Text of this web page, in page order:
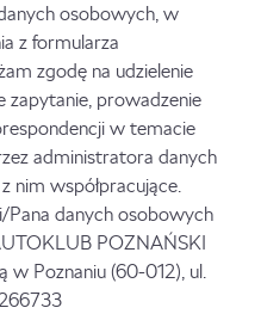
osobowych, w
z formularza
zgodę na udzielenie
zapytanie, prowadzenie
w temacie
administratora danych
nim współpracujące.
danych osobowych
POZNAŃSKI
w Poznaniu (60-012), ul.